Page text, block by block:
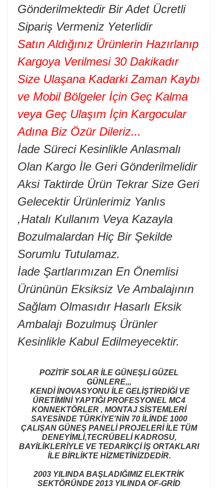
Gönderilmektedir Bir Adet Ücretli
Sipariş Vermeniz Yeterlidir
Satın Aldığınız Ürünlerin Hazırlanıp
Kargoya Verilmesi 30 Dakikadır
Size Ulaşana Kadarki Zaman Kaybı
ve Mobil Bölgeler İçin Geç Kalma
veya Geç Ulaşım İçin Kargocular
Adına Biz Özür Dileriz...
İade Süreci Kesinlikle Anlasmalı
Olan Kargo İle Geri Gönderilmelidir
Aksi Taktirde Ürün Tekrar Size Geri
Gelecektir Ürünlerimiz Yanlıs
,Hatalı Kullanım Veya Kazayla
Bozulmalardan Hiç Bir Şekilde
Sorumlu Tutulamaz.
İade Şartlarımızan En Önemlisi
Ürününün Eksiksiz Ve Ambalajının
Sağlam Olmasıdır Hasarlı Eksik
Ambalajı Bozulmuş Ürünler
Kesinlikle Kabul Edilmeyecektir.
POZİTİF SOLAR İLE GÜNEŞLİ GÜZEL
GÜNLERE,,,
KENDİ İNOVASYONU İLE GELİŞTİRDİĞİ VE
ÜRETİMİNİ YAPTIĞI PROFESYONEL MC4
KONNEKTÖRLER , MONTAJ SİSTEMLERİ
SAYESİNDE TÜRKİYE'NİN 70 İLİNDE 1000
ÇALIŞAN GÜNEŞ PANELİ PROJELERİ İLE TÜM
DENEYİMLİ,TECRÜBELİ KADROSU,
BAYİLİKLERİYLE VE TEDARİKÇİ İŞ ORTAKLARI
İLE BİRLİKTE HİZMETİNİZDEDİR.
2003 YILINDA BAŞLADIĞIMIZ ELEKTRİK
SEKTÖRÜNDE 2013 YILINDA OF-GRİD